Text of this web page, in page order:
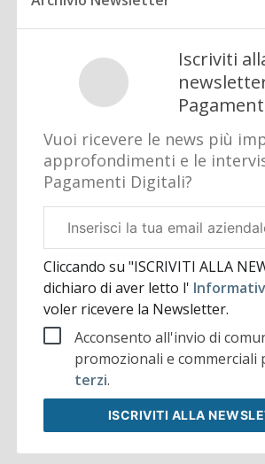
Iscriviti
Vuoi ricevere le news più
approfondimenti e le
Pagamenti Digitali?
aziendale
Cliccando su "ISCRIVITI ALLA
dichiaro di aver letto l'
voler ricevere la Newsletter.
Acconsento all'invio di
promozionali e commerciali
terzi.
ISCRIVITI ALLA